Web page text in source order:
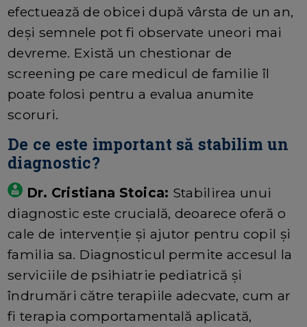
efectuează de obicei după vârsta de un an,
deși semnele pot fi observate uneori mai
devreme. Există un chestionar de
screening pe care medicul de familie îl
poate folosi pentru a evalua anumite
scoruri.
De ce este important să stabilim un
diagnostic?
Dr. Cristiana Stoica: Stabilirea unui
diagnostic este crucială, deoarece oferă o
cale de intervenție și ajutor pentru copil și
familia sa. Diagnosticul permite accesul la
serviciile de psihiatrie pediatrică și
îndrumări către terapiile adecvate, cum ar
fi terapia comportamentală aplicată,